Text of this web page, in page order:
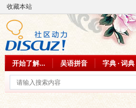
收藏本站
开始了解... 吴语拼音 字典 · 词典